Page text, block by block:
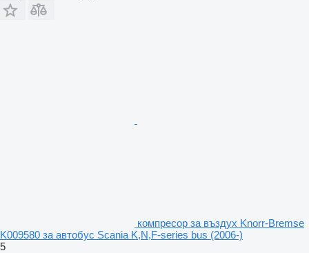
компресор за въздух Knorr-Bremse
K009580 за автобус Scania K,N,F-series bus (2006-)
5